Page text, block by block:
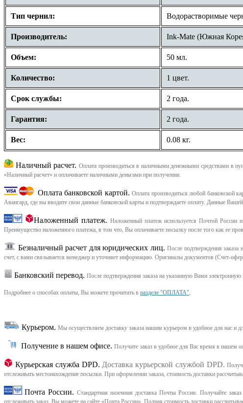
Тип чернил: Водорастворимые
Производитель: Ink-Mate (Южная
Объем: 50 мл.
Количество: 1 цвет.
Срок службы: 2 года.
Гарантия: 2 года.
Вес: 0.08 кг.
Наличный расчет. Оплата производиться в наличными денежными средствами в
«Наличный расчет» и оплачиваете наличными деньгами при получении.
Оплата банковской картой. Оплата производиться любой банковской
Авангард, где вы вводите свои данные банковской карты и подтверждаете оплату. Данные
Наложенный платеж. Наложенный платеж используется Почтой
Преимущество наложенного платежа, в том что, Вы оплачиваете посылку после того как ее
Безналичный расчет для юридических лиц. После подтверждения
счет, с вами связывается менеджер и уточняет информацию. Оригиналы документов (Счет-
Банковский перевод. После подтверждения заказа на указанную Вами
Подробнее о способах оплаты, Вы можете прочитать в разделе "ОПЛАТА"
Курьером. Мы осуществляем доставку заказа нашим курьером в удобное для нас и
Получение в нашем офисе. Получите заказ в удобное для Вас время в нашем
Курьерская служба DPD. Доставка курьерской службой DPD.
отслеживать местонахождение посылки. При оформлении заказа, стоимость доставки
Почта России. Стандартная наземная доставка Почты России. Получайте
отслеживать заказ, Вы можете на сайте «Почта России». Полная стоимость доставки